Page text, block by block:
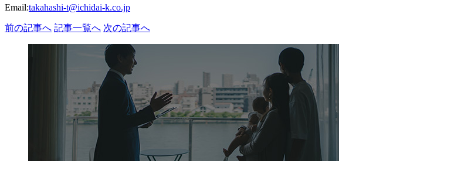
Email:takahashi-t@ichidai-k.co.jp
前の記事へ 記事一覧へ 次の記事へ